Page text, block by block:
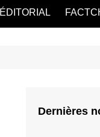
ÉDITORIAL
Dernières